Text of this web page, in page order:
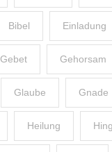
Bibel Einladung
Gebet Gehorsam
Glaube Gnade
Heilung